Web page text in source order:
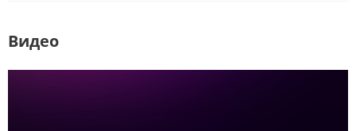
Видео